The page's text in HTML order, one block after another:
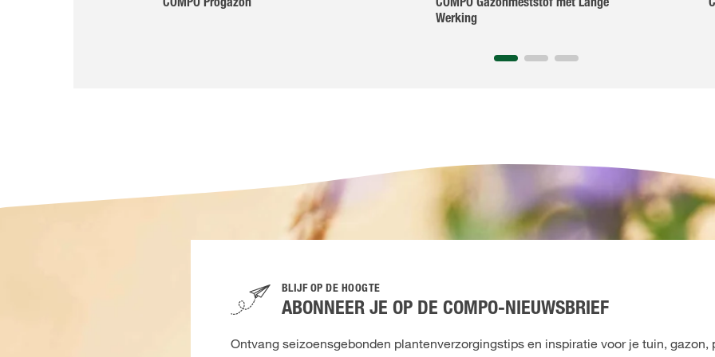
COMPO Progazon
COMPO Gazonmeststof met Lange
Werking
BLIJF OP DE HOOGTE
ABONNEER JE OP DE COMPO-NIEUWSBRIEF
Ontvang seizoensgebonden plantenverzorgingstips en inspiratie voor je tuin, gazon,